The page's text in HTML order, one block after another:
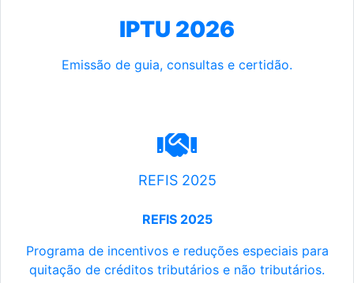
IPTU 2026
Emissão de guia, consultas e certidão.
REFIS 2025
REFIS 2025
Programa de incentivos e reduções especiais para
quitação de créditos tributários e não tributários.